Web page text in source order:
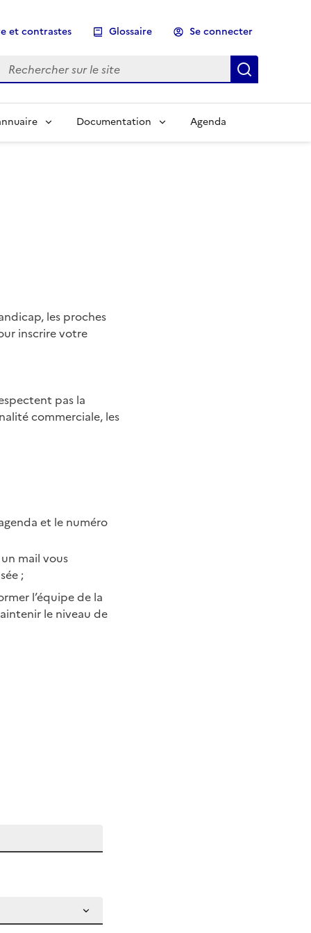
et contrastes Glossaire Se connecter
sur le site
Documentation Agenda
les proches
inscrire votre
pas la
commerciale, les
et le numéro
mail vous
;
l’équipe de la
le niveau de